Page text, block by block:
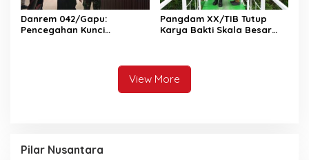
Danrem 042/Gapu:
Pencegahan Kunci
Pangdam XX/TIB Tutup
Karya Bakti Skala Besar
View More
Pilar Nusantara